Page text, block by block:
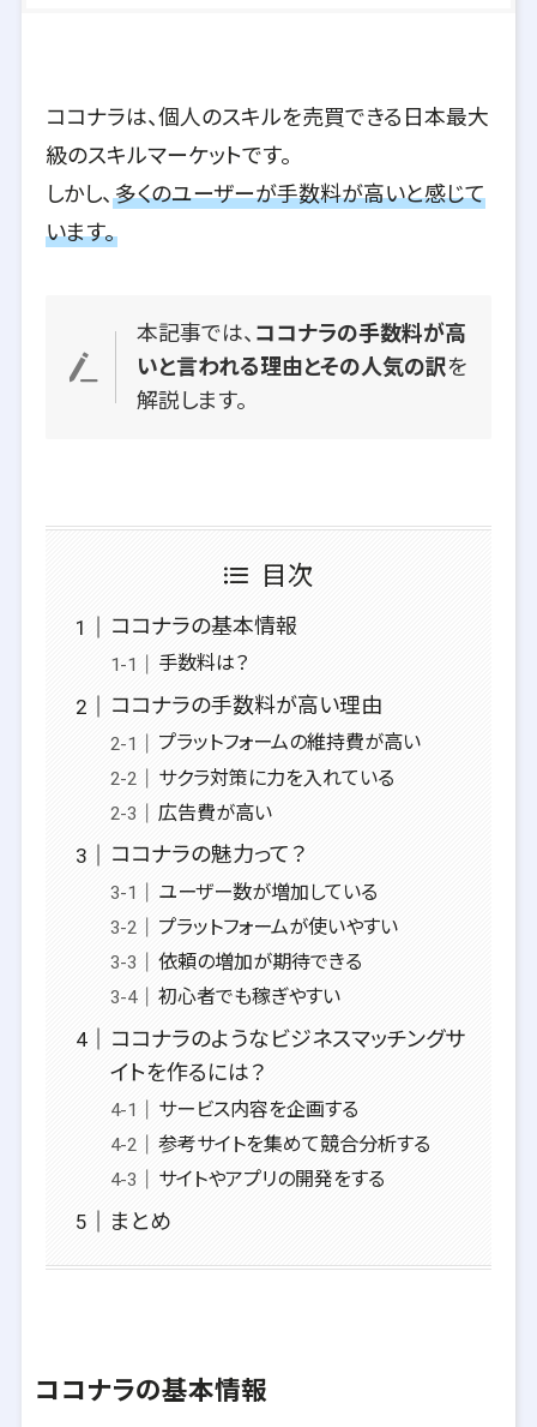
ココナラは、個人のスキルを売買できる日本最大
級のスキルマーケットです。
しかし、 多くのユーザーが手数料が高いと感じて
います。
本記事では、 ココナラの手数料が高
いと言われる理由とその人気の訳を
解説します。
目次
ココナラの基本情報
手数料は？
ココナラの手数料が高い理由
プラットフォームの維持費が高い
サクラ対策に力を入れている
広告費が高い
ココナラの魅力って？
ユーザー数が増加している
プラットフォームが使いやすい
依頼の増加が期待できる
初心者でも稼ぎやすい
ココナラのようなビジネスマッチングサ
イトを作るには？
サービス内容を企画する
参考サイトを集めて競合分析する
サイトやアプリの開発をする
まとめ
ココナラの基本情報